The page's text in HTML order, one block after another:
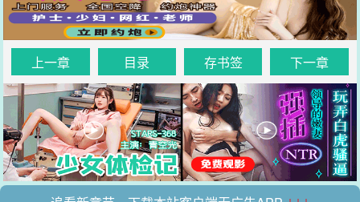
上一章 目录 存书签 下一章